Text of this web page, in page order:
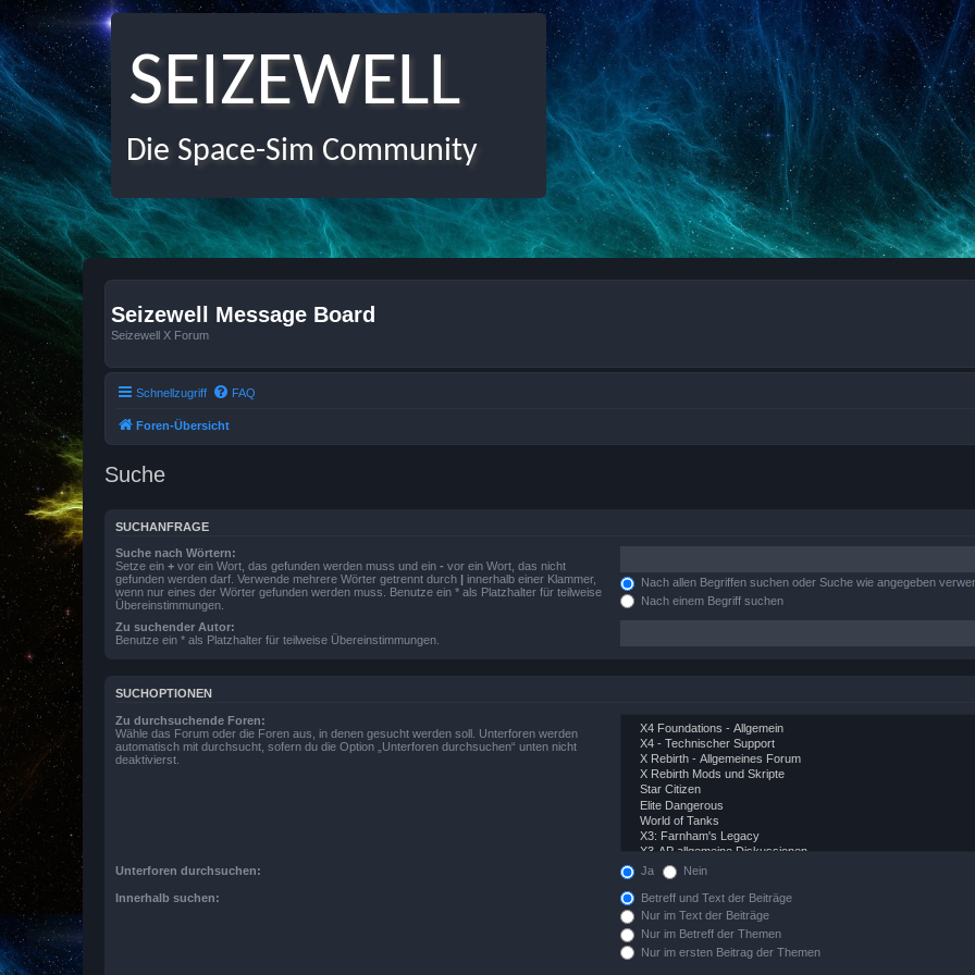
SEIZEWELL
Die Space-Sim Community
Seizewell Message Board
Seizewell X Forum
Schnellzugriff FAQ
Foren-Übersicht
Suche
SUCHANFRAGE
Suche nach Wörtern:
Setze ein + vor ein Wort, das gefunden werden muss und ein - vor ein Wort, das nicht
gefunden werden darf. Verwende mehrere Wörter getrennt durch | innerhalb einer Klammer,
wenn nur eines der Wörter gefunden werden muss. Benutze ein * als Platzhalter für teilweise
Übereinstimmungen.
Nach allen Begriffen suchen oder Suche wie angegeben
Nach einem Begriff suchen
Zu suchender Autor:
Benutze ein * als Platzhalter für teilweise Übereinstimmungen.
SUCHOPTIONEN
Zu durchsuchende Foren:
Wähle das Forum oder die Foren aus, in denen gesucht werden soll. Unterforen werden
automatisch mit durchsucht, sofern du die Option „Unterforen durchsuchen“ unten nicht
deaktivierst.
Unterforen durchsuchen: Ja Nein
Innerhalb suchen:
Betreff und Text der Beiträge
Nur im Text der Beiträge
Nur im Betreff der Themen
Nur im ersten Beitrag der Themen